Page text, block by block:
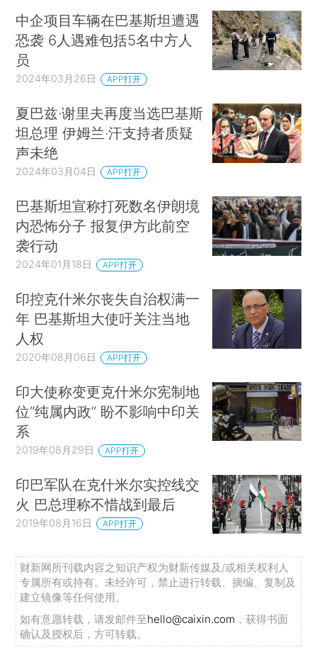
中企项目车辆在巴基斯坦遭遇
恐袭 6人遇难包括5名中方人
员
2024年03月26日 APP打开
夏巴兹·谢里夫再度当选巴基斯
坦总理 伊姆兰·汗支持者质疑
声未绝
2024年03月04日 APP打开
巴基斯坦宣称打死数名伊朗境
内恐怖分子 报复伊方此前空
袭行动
2024年01月18日 APP打开
印控克什米尔丧失自治权满一
年 巴基斯坦大使吁关注当地
人权
2020年08月06日 APP打开
印大使称变更克什米尔宪制地
位“纯属内政” 盼不影响中印关
系
2019年08月29日 APP打开
印巴军队在克什米尔实控线交
火 巴总理称不惜战到最后
2019年08月16日 APP打开
财新网所刊载内容之知识产权为财新传媒及/或相关权利人
专属所有或持有。未经许可，禁止进行转载、摘编、复制及
建立镜像等任何使用。
如有意愿转载，请发邮件至hello@caixin.com ，获得书面
确认及授权后，方可转载。